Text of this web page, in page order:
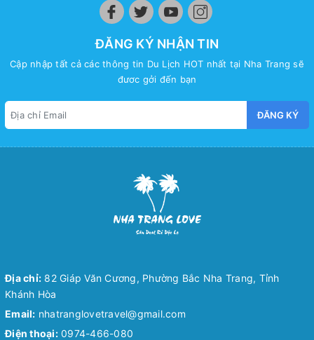
ĐĂNG KÝ NHẬN TIN
Cập nhập tất cả các thông tin Du Lịch HOT nhất tại Nha Trang sẽ
đươc gởi đến bạn
ĐĂNG KÝ
Địa chỉ: 82 Giáp Văn Cương, Phường Bắc Nha Trang, Tỉnh
Khánh Hòa
Email: nhatranglovetravel@gmail.com
Điện thoại: 0974-466-080